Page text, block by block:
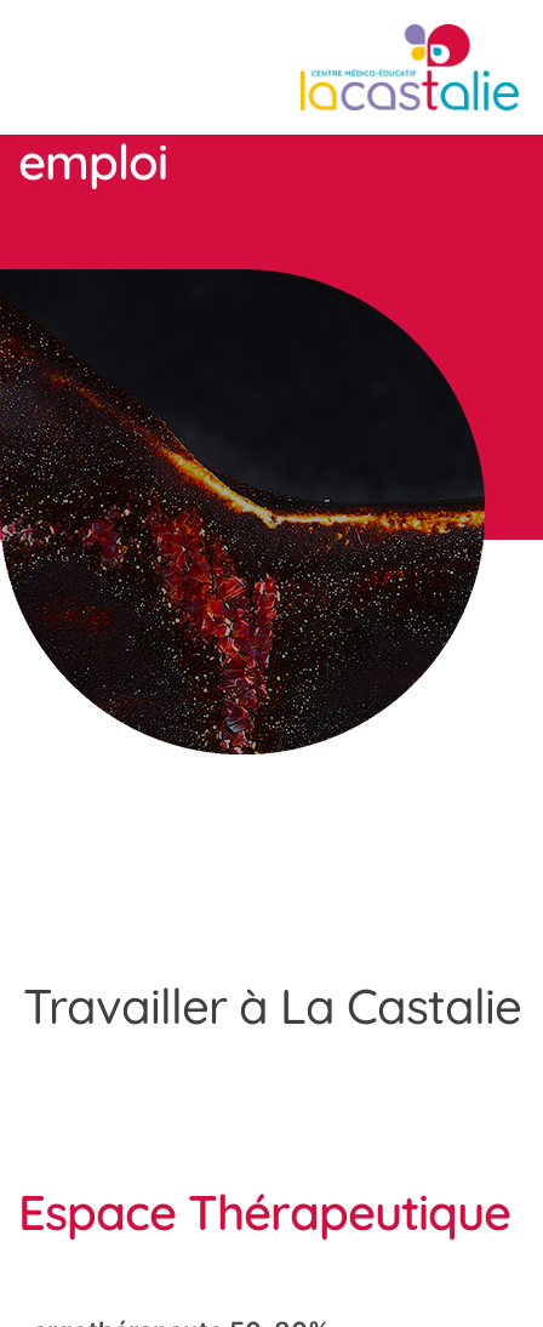
emploi
Travailler à La Castalie
Espace Thérapeutique